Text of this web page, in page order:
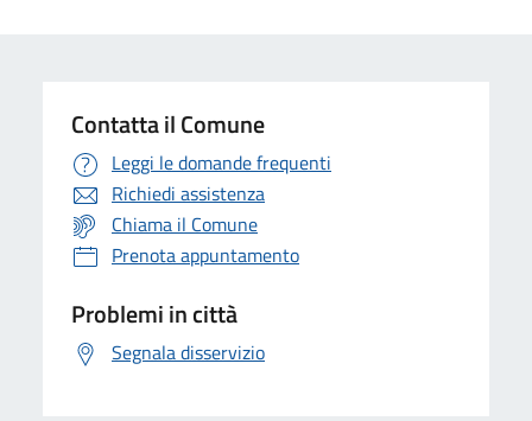
Contatta il Comune
Leggi le domande frequenti
Richiedi assistenza
Chiama il Comune
Prenota appuntamento
Problemi in città
Segnala disservizio